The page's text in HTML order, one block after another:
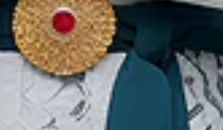
Наши сайты
Цифровой актив
О нас